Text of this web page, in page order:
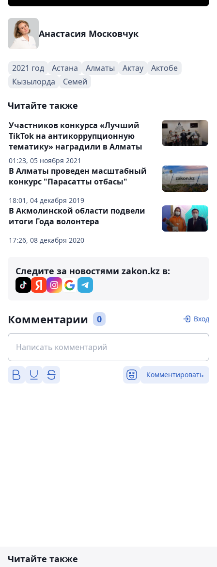
Анастасия Московчук
2021 год Астана Алматы Актау
Актобе
Кызылорда
Семей
Читайте также
01:23, 05 ноября 2021
Участников конкурса «Лучший
TikTok на антикоррупционную
тематику» наградили в Алматы
18:01, 04 декабря 2019
В Алматы проведен масштабный
конкурс "Парасатты отбасы"
17:26, 08 декабря 2020
В Акмолинской области подвели
итоги Года волонтера
Следите за новостями zakon.kz в:
Комментарии 0 Вход
Комментировать
Читайте также